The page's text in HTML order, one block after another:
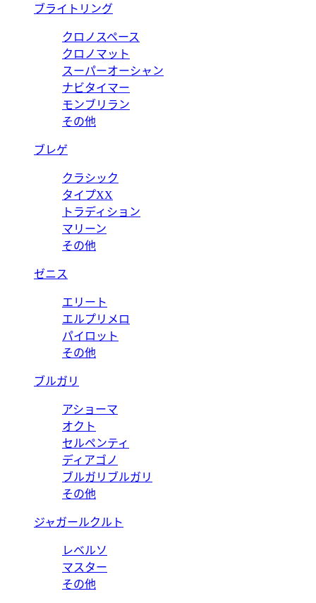
ブライトリング
クロノスペース
クロノマット
スーパーオーシャン
ナビタイマー
モンブリラン
その他
ブレゲ
クラシック
タイプXX
トラディション
マリーン
その他
ゼニス
エリート
エルプリメロ
パイロット
その他
ブルガリ
アショーマ
オクト
セルペンティ
ディアゴノ
ブルガリブルガリ
その他
ジャガールクルト
レベルソ
マスター
その他